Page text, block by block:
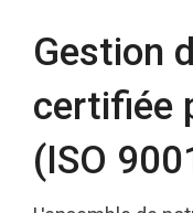
Gestion
certifiée
(ISO